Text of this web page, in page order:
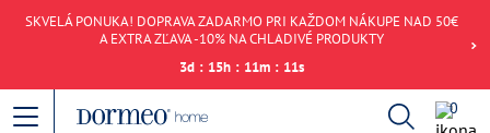
SKVELÁ PONUKA! DOPRAVA ZADARMO PRI KAŽDOM NÁKUPE NAD 50€
A EXTRA ZĽAVA -10% NA CHLADIVÉ PRODUKTY
3d : 15h : 11m : 11s
0